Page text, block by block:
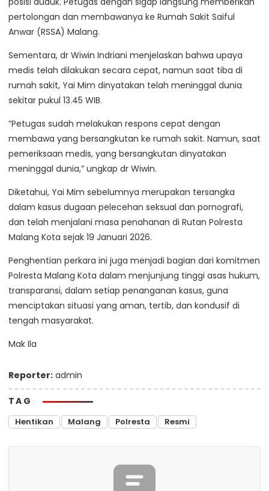
pertolongan dan membawanya ke Rumah Sakit Saiful
Anwar (RSSA) Malang.
Sementara, dr Wiwin Indriani menjelaskan bahwa upaya
medis telah dilakukan secara cepat, namun saat tiba di
rumah sakit, Yai Mim dinyatakan telah meninggal dunia
sekitar pukul 13.45 WIB.
“Petugas sudah melakukan respons cepat dengan
membawa yang bersangkutan ke rumah sakit. Namun, saat
pemeriksaan medis, yang bersangkutan dinyatakan
meninggal dunia,” ungkap dr Wiwin.
Diketahui, Yai Mim sebelumnya merupakan tersangka
dalam kasus dugaan pelecehan seksual dan pornografi,
dan telah menjalani masa penahanan di Rutan Polresta
Malang Kota sejak 19 Januari 2026.
Penghentian perkara ini juga menjadi bagian dari komitmen
Polresta Malang Kota dalam menjunjung tinggi asas hukum,
transparansi, dalam setiap penanganan kasus, guna
menciptakan situasi yang aman, tertib, dan kondusif di
tengah masyarakat.
Mak Ila
Reporter: admin
TAG
Hentikan Malang Polresta Resmi